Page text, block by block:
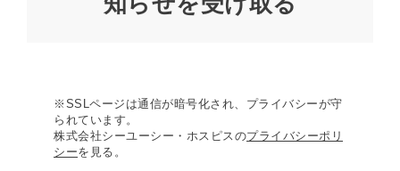
※SSLページは通信が暗号化され、プライバシーが守
られています。
株式会社シーユーシー・ホスピスのプライバシーポリ
シーを見る。